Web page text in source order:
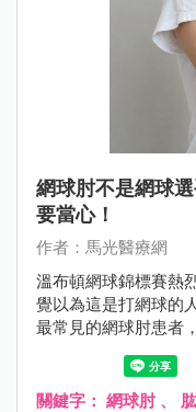
網球肘不是網球
要當心！
作者：馬光醫療網
溫布頓網球錦標賽熱
覺以為這是打網球的
最常見的網球肘患者
族、廚師、木工、美
關鍵字： 網球肘、